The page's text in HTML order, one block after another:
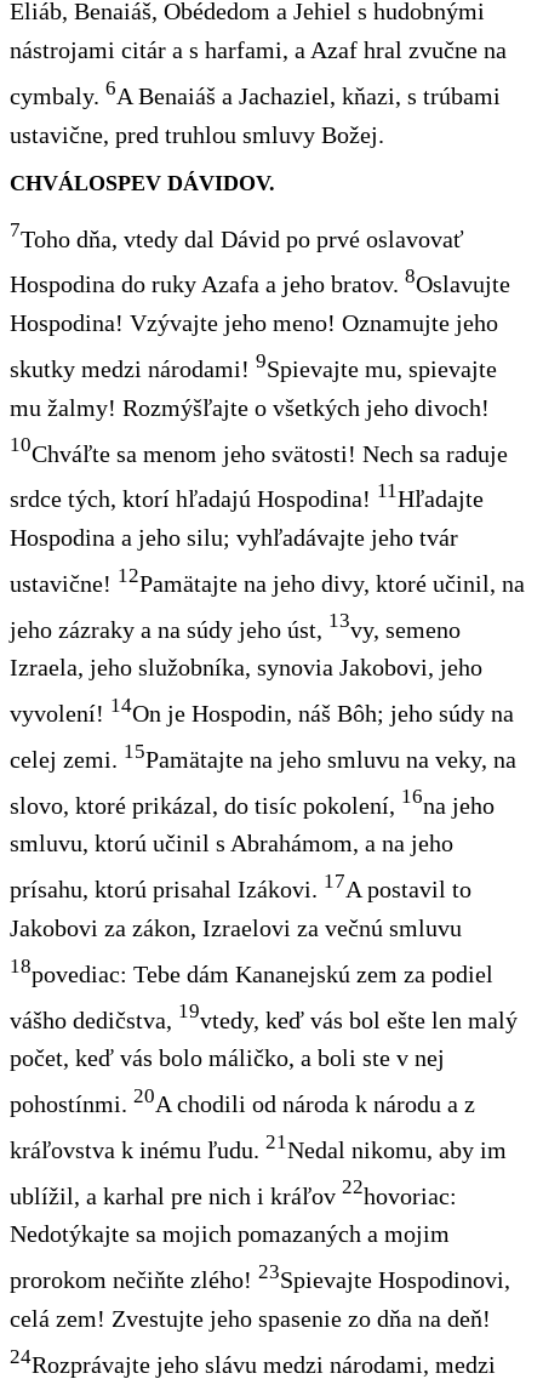
Eliáb, Benaiáš, Obédedom a Jehiel s hudobnými
nástrojami citár a s harfami, a Azaf hral zvučne na
cymbaly. 6A Benaiáš a Jachaziel, kňazi, s trúbami
ustavične, pred truhlou smluvy Božej.
CHVÁLOSPEV DÁVIDOV.
7Toho dňa, vtedy dal Dávid po prvé oslavovať
Hospodina do ruky Azafa a jeho bratov. 8Oslavujte
Hospodina! Vzývajte jeho meno! Oznamujte jeho
skutky medzi národami! 9Spievajte mu, spievajte
mu žalmy! Rozmýšľajte o všetkých jeho divoch!
10Chváľte sa menom jeho svätosti! Nech sa raduje
srdce tých, ktorí hľadajú Hospodina! 11Hľadajte
Hospodina a jeho silu; vyhľadávajte jeho tvár
ustavične! 12Pamätajte na jeho divy, ktoré učinil, na
jeho zázraky a na súdy jeho úst, 13vy, semeno
Izraela, jeho služobníka, synovia Jakobovi, jeho
vyvolení! 14On je Hospodin, náš Bôh; jeho súdy na
celej zemi. 15Pamätajte na jeho smluvu na veky, na
slovo, ktoré prikázal, do tisíc pokolení, 16na jeho
smluvu, ktorú učinil s Abrahámom, a na jeho
prísahu, ktorú prisahal Izákovi. 17A postavil to
Jakobovi za zákon, Izraelovi za večnú smluvu
18povediac: Tebe dám Kananejskú zem za podiel
vášho dedičstva,
19vtedy, keď vás bol ešte len malý
počet, keď vás bolo máličko, a boli ste v nej
pohostínmi. 20A chodili od národa k národu a z
kráľovstva k inému ľudu. 21Nedal nikomu, aby im
ublížil , a karhal pre nich i kráľov 22hovoriac:
Nedotýkajte sa mojich pomazaných a mojim
prorokom nečiňte zlého! 23Spievajte Hospodinovi,
celá zem! Zvestujte jeho spasenie zo dňa na deň!
24Rozprávajte jeho slávu medzi národami, medzi